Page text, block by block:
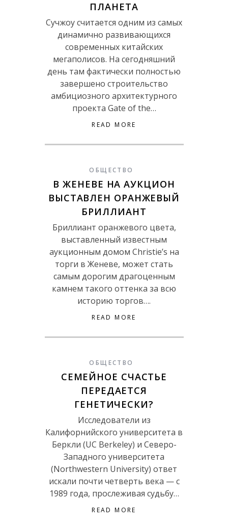
ПЛАНЕТА
Сучжоу считается одним из самых
динамично развивающихся
современных китайских
мегаполисов. На сегодняшний
день там фактически полностью
завершено строительство
амбициозного архитектурного
проекта Gate of the…
READ MORE
ОБЩЕСТВО
В ЖЕНЕВЕ НА АУКЦИОН
ВЫСТАВЛЕН ОРАНЖЕВЫЙ
БРИЛЛИАНТ
Бриллиант оранжевого цвета,
выставленный известным
аукционным домом Christie’s на
торги в Женеве, может стать
самым дорогим драгоценным
камнем такого оттенка за всю
историю торгов….
READ MORE
ОБЩЕСТВО
СЕМЕЙНОЕ СЧАСТЬЕ
ПЕРЕДАЕТСЯ
ГЕНЕТИЧЕСКИ?
Исследователи из
Калифорнийского университета в
Беркли (UC Berkeley) и Северо-
Западного университета
(Northwestern University) ответ
искали почти четверть века — с
1989 года, прослеживая судьбу…
READ MORE